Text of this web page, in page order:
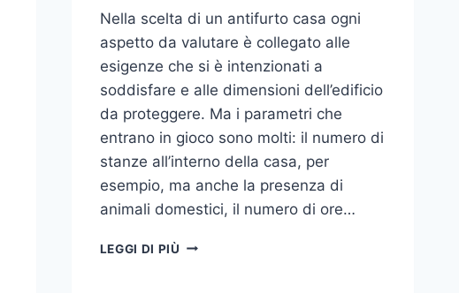
Nella scelta di un antifurto casa ogni
aspetto da valutare è collegato alle
esigenze che si è intenzionati a
soddisfare e alle dimensioni dell’edificio
da proteggere. Ma i parametri che
entrano in gioco sono molti: il numero di
stanze all’interno della casa, per
esempio, ma anche la presenza di
animali domestici, il numero di ore…
LEGGI DI PIÙ COME